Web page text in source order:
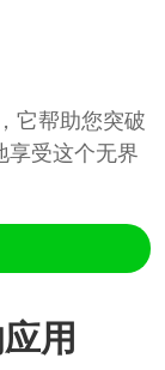
它帮助您突破
享受这个无界
用